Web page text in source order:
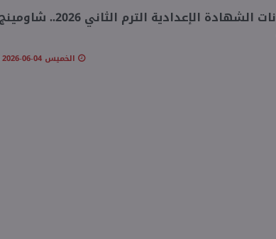
تسريبات امتحانات الشهادة الإعدادية
الخميس 04-06-2026 12:58 صـ